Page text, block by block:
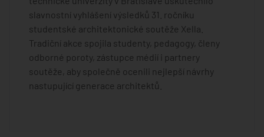
slavnostní vyhlášení výsledků 31. ročníku
studentské architektonické soutěže Xella.
Tradiční akce spojila studenty, pedagogy, členy
odborné poroty, zástupce médií i partnery
soutěže, aby společně ocenili nejlepší návrhy
nastupující generace architektů.